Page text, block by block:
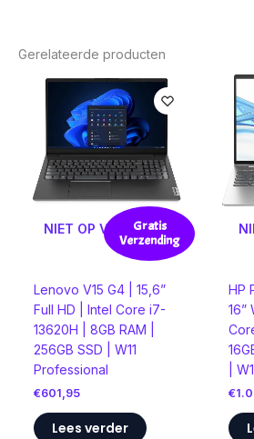
Gerelateerde producten
Gratis
Verzending
NIET OP VOORRAAD
Lenovo V15 G4 | 15,6”
Full HD | Intel Core i7-
13620H | 8GB RAM |
256GB SSD | W11
Professional
€601,95
Lees verder
HP
16”
|
€